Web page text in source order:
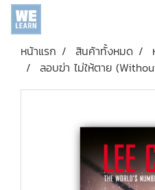
หน้าแรก สินค้าทั้งหมด
ลอบฆ่า ไม่ให้ตาย